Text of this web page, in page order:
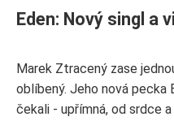
Eden: Nový singl a
Marek Ztracený zase
oblíbený. Jeho nová pecka
čekali - upřímná, od srdce